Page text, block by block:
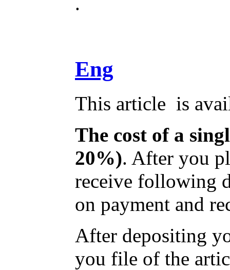
Eng
This article is
The cost of a
20%). After you
receive following
on payment and
After depositing
you file of the